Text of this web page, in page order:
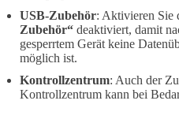
USB-Zubehör: Aktivieren Sie
Zubehör“ deaktiviert, damit
gesperrtem Gerät keine
möglich ist.
Kontrollzentrum: Auch der
Kontrollzentrum kann bei